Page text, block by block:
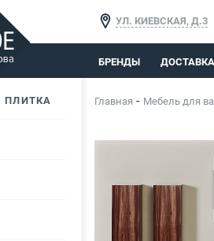
УЛ. КИЕВСКАЯ, Д.3
БРЕНДЫ
ПЛИТКА Главная Мебель для